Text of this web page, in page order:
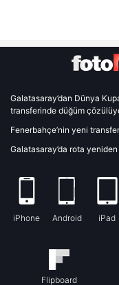
Galatasaray’dan Dünya
transferinde düğüm
Fenerbahçe’nin yeni
Galatasaray’da rota
iPhone Android iPad
Flipboard